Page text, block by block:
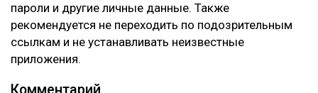
пароли и другие личные данные. Также
рекомендуется не переходить по подозрительным
ссылкам и не устанавливать неизвестные
приложения.